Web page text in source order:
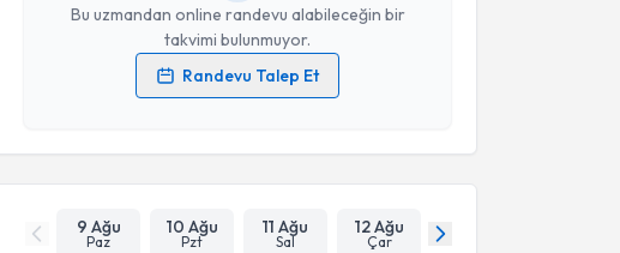
Bu uzmandan online randevu alabileceğin bir
takvimi bulunmuyor.
Randevu Talep Et
Kişisel verilerimin işlenmesine ilişkinAydınlatma Metni
işlenmesini kabul ediyorum.
Takvim Talebini Gönder
9 Ağu
Paz
10 Ağu
Pzt
11 Ağu
Sal
12 Ağu
Çar